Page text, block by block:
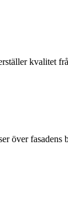
kvalitet
över fasadens